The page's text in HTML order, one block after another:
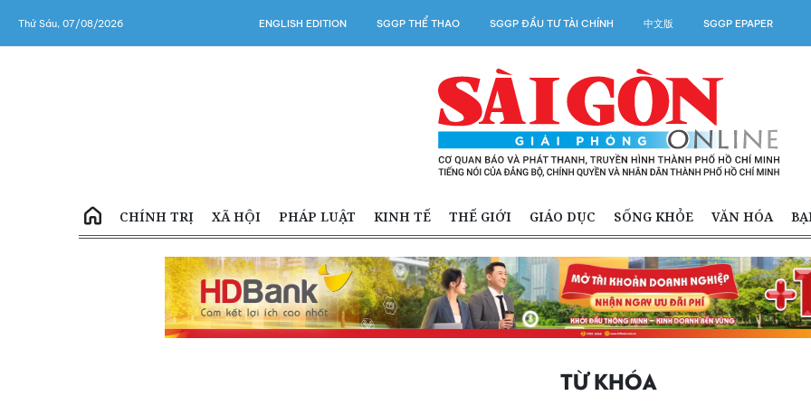
Thứ Sáu, 07/08/2026 ENGLISH EDITION SGGP THỂ THAO SGGP ĐẦU TƯ TÀI CHÍNH 中文版 SGGP EPAPER
CHÍNH TRỊ XÃ HỘI PHÁP LUẬT KINH TẾ THẾ GIỚI GIÁO DỤC SỐNG KHỎE VĂN HÓA
TỪ KHÓA